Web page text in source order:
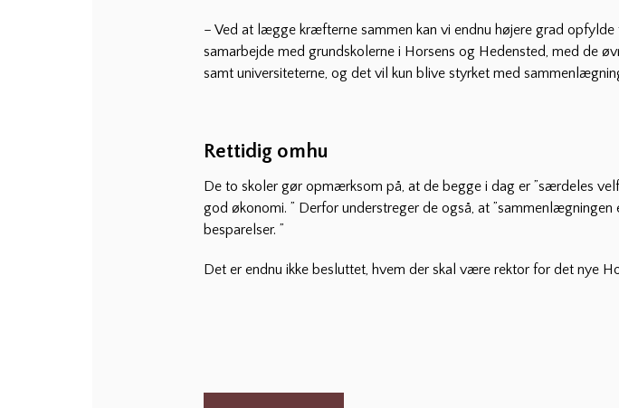
– Ved at lægge kræfterne sammen kan vi endnu højere grad
samarbejde med grundskolerne i Horsens og Hedensted, med de
samt universiteterne, og det vil kun blive styrket med
Rettidig omhu
De to skoler gør opmærksom på, at de begge i dag er ”særdeles
god økonomi. ” Derfor understreger de også, at
besparelser. ”
Det er endnu ikke besluttet, hvem der skal være rektor for det nye